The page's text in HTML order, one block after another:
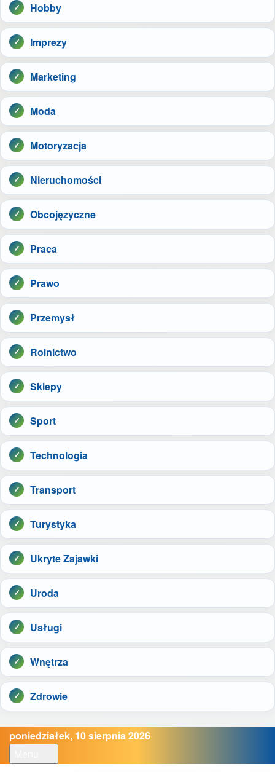
Hobby
Imprezy
Marketing
Moda
Motoryzacja
Nieruchomości
Obcojęzyczne
Praca
Prawo
Przemysł
Rolnictwo
Sklepy
Sport
Technologia
Transport
Turystyka
Ukryte Zajawki
Uroda
Usługi
Wnętrza
Zdrowie
poniedziałek, 10 sierpnia 2026